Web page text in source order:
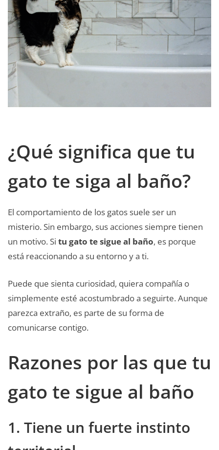
¿Qué significa que tu
gato te siga al baño?
El comportamiento de los gatos suele ser un
misterio. Sin embargo, sus acciones siempre tienen
un motivo. Si tu gato te sigue al baño, es porque
está reaccionando a su entorno y a ti.
Puede que sienta curiosidad, quiera compañía o
simplemente esté acostumbrado a seguirte. Aunque
parezca extraño, es parte de su forma de
comunicarse contigo.
Razones por las que tu
gato te sigue al baño
1. Tiene un fuerte instinto